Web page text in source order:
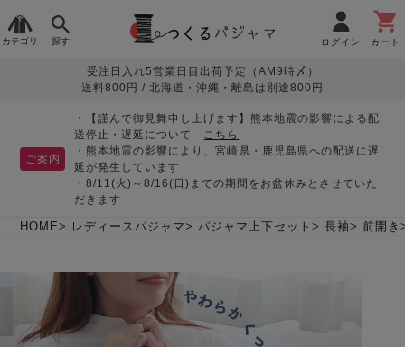
カテゴリ 探す ログイン カート
レディースパジャマ
生地で
さがす
目的別で
さがす
敏感肌用
パジャマ
入院・介護
胸が目立たない
マタニティ
パジャマ
ペアで
デザインで
さがす
ィース
パジャマ
前開き かぶり
夏パジャマ特集 つくるパジャマとは
お支払い・送料・配送
について
返品・交換について
受注日入れ5営業日目出荷予定（AM9時〆）
送料800円 / 北海道・沖縄・離島は別途800円
ご案内
・【謹んで御見舞申し上げます】熊本地震の影響による配
送停止・遅延について こちら
・熊本地震の影響により、宮崎県・鹿児島県への配送に遅
延が発生しています
・8/11(火)～8/16(日)までの期間をお盆休みとさせていた
だきます
HOME レディースパジャマ パジャマ上下セット 長袖 前開き